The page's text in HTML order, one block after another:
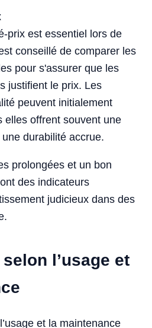
prix est essentiel lors de
conseillé de comparer les
pour s'assurer que les
justifient le prix. Les
peuvent initialement
elles offrent souvent une
durabilité accrue.
prolongées et un bon
des indicateurs
judicieux dans des
l’usage et